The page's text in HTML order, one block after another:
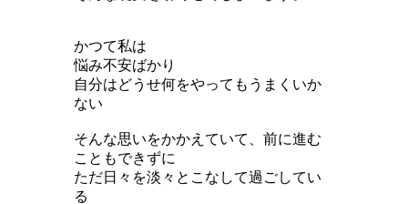
かつて私は
悩み不安ばかり
自分はどうせ何をやってもうまくいか
ない
そんな思いをかかえていて、前に進む
こともできずに
ただ日々を淡々とこなして過ごしてい
る